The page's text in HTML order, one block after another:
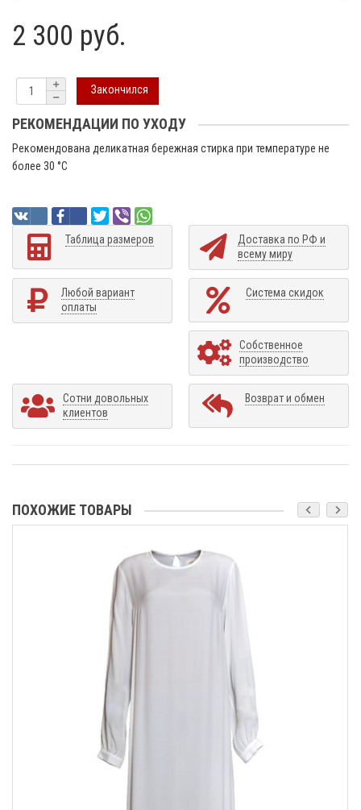
2 300 руб.
Закончился
РЕКОМЕНДАЦИИ ПО УХОДУ
Рекомендована деликатная бережная стирка при температуре не
более 30 °C
Таблица размеров
Доставка по РФ и
всему миру
Любой вариант
оплаты
Система скидок
Собственное
производство
Сотни довольных
клиентов
Возврат и обмен
ПОХОЖИЕ ТОВАРЫ